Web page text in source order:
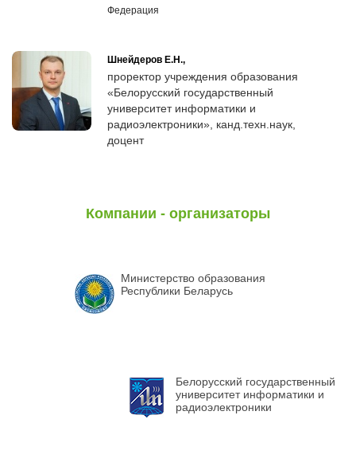
Федерация
Шнейдеров Е.Н.,
проректор учреждения образования
«Белорусский государственный
университет информатики и
радиоэлектроники», канд.техн.наук,
доцент
Компании - организаторы
Министерство образования
Республики Беларусь
Белорусский государственный
университет информатики и
радиоэлектроники